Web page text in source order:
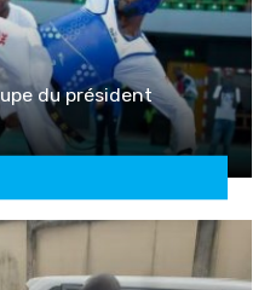
du président